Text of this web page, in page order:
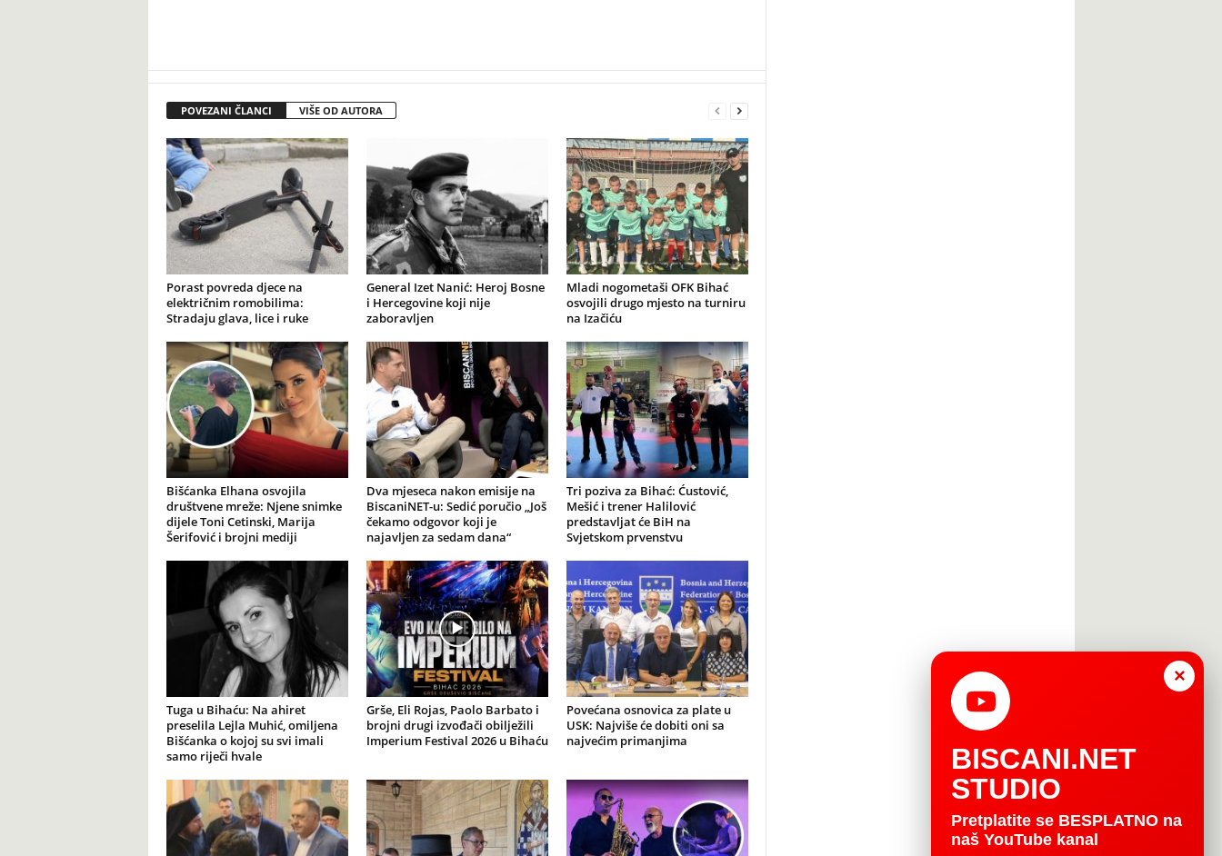
POVEZANI ČLANCI VIŠE OD AUTORA
Porast povreda djece na
električnim romobilima:
Stradaju glava, lice i ruke
General Izet Nanić: Heroj Bosne
i Hercegovine koji nije
zaboravljen
Mladi nogometaši OFK Bihać
osvojili drugo mjesto na turniru
na Izačiću
Bišćanka Elhana osvojila
društvene mreže: Njene snimke
dijele Toni Cetinski, Marija
Šerifović i brojni mediji
Dva mjeseca nakon emisije na
BiscaniNET-u: Sedić poručio „Još
čekamo odgovor koji je
najavljen za sedam dana“
Tri poziva za Bihać: Ćustović,
Mešić i trener Halilović
predstavljat će BiH na
Svjetskom prvenstvu
Tuga u Bihaću: Na ahiret
preselila Lejla Muhić, omiljena
Bišćanka o kojoj su svi imali
samo riječi hvale
Grše, Eli Rojas, Paolo Barbato i
brojni drugi izvođači obilježili
Imperium Festival 2026 u Bihaću
Povećana osnovica za plate u
USK: Najviše će dobiti oni sa
najvećim primanjima
×
BISCANI.NET
STUDIO
Pretplatite se BESPLATNO na
naš YouTube kanal